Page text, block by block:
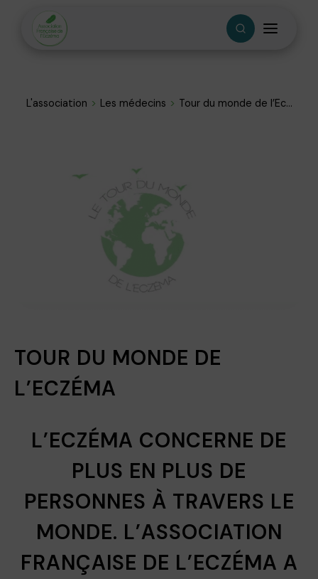
L'association Les médecins Tour du monde de l’Ec...
TOUR DU MONDE DE
L’ECZÉMA
L’ECZÉMA CONCERNE DE
PLUS EN PLUS DE
PERSONNES À TRAVERS LE
MONDE. L’ASSOCIATION
FRANÇAISE DE L’ECZÉMA A